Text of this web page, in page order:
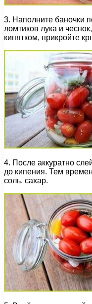
3. Наполните баночки
ломтиков лука и
кипятком, прикройте
4. После аккуратно
до кипения. Тем
соль, сахар.